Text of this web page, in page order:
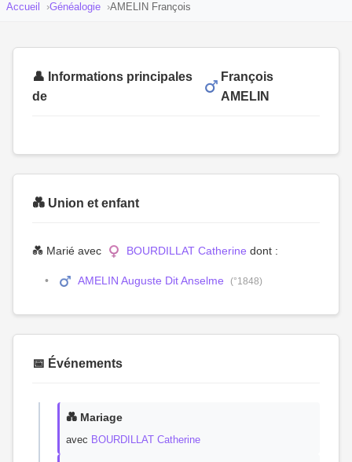
Accueil Généalogie AMELIN François
👤 Informations principales
de
François
AMELIN
💑 Union et enfant
💑 Marié avec BOURDILLAT Catherine dont :
AMELIN Auguste Dit Anselme (°1848)
📅 Événements
💑 Mariage
avec BOURDILLAT Catherine